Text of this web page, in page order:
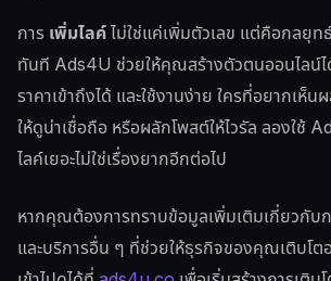
การ เพิ่มไลค์ไม่ใช่แค่เพิ่มตัวเลข แต่คือกลยุท
ทันที Ads4U ช่วยให้คุณสร้างตัวตนออนไลน์
ราคาเข้าถึงได้ และใช้งานง่าย ใครที่อยากเห็น
ให้ดูน่าเชื่อถือ หรือผลักโพสต์ให้ไวรัล ลองใช้
ไลค์เยอะไม่ใช่เรื่องยากอีกต่อไป
หากคุณต้องการทราบข้อมูลเพิ่มเติมเกี่ยวกับ
และบริการอื่น ๆ ที่ช่วยให้ธุรกิจของคุณเติบโ